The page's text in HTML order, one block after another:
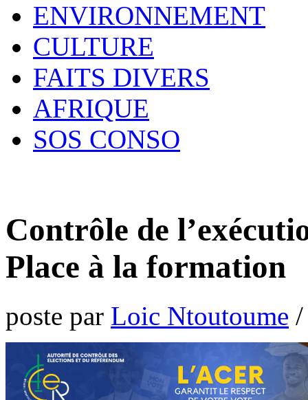
ENVIRONNEMENT
CULTURE
FAITS DIVERS
AFRIQUE
SOS CONSO
Contrôle de
Place à la formation
poste par Loic Ntoutoume